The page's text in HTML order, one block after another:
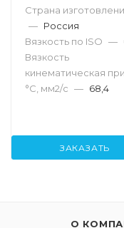
Страна
— Россия
Вязкость по ISO —
Вязкость
кинематическая
°С, мм2/с — 68,4
ЗАКАЗАТЬ
О